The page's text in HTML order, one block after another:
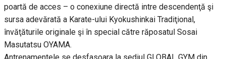
poartă de acces – o conexiune directă intre descendenţă şi
sursa adevărată a Karate-ului Kyokushinkai Tradiţional,
învăţăturile originale şi în special către răposatul Sosai
Masutatsu OYAMA.